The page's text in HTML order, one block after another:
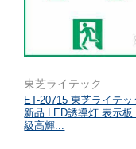
東芝ライテック
ET-20715 東芝ライテッ
新品 LED誘導灯 表示板
級高輝...